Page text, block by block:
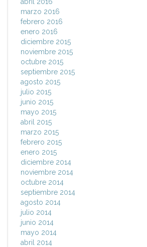
marzo 2016
febrero 2016
enero 2016
diciembre 2015
noviembre 2015
octubre 2015
septiembre 2015
agosto 2015
julio 2015
junio 2015
mayo 2015
abril 2015
marzo 2015
febrero 2015
enero 2015
diciembre 2014
noviembre 2014
octubre 2014
septiembre 2014
agosto 2014
julio 2014
junio 2014
mayo 2014
abril 2014